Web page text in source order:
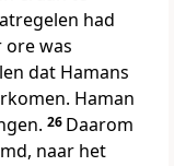
had
ore was
dat Hamans
Haman
26 Daarom
naar het